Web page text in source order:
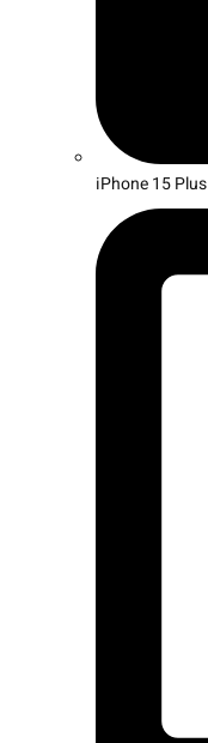
iPhone 15 Plus